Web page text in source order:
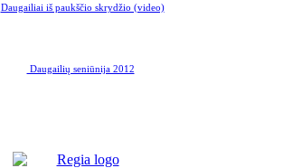
Daugailiai iš paukščio skrydžio (video)
Daugailių seniūnija 2012